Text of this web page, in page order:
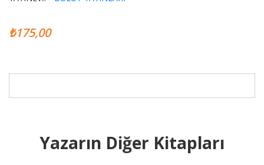
₺175,00
Yazarın Diğer Kitapları